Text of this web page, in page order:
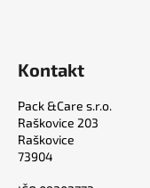
Kontakt
Pack &Care s.r.o.
Raškovice 203
Raškovice
73904